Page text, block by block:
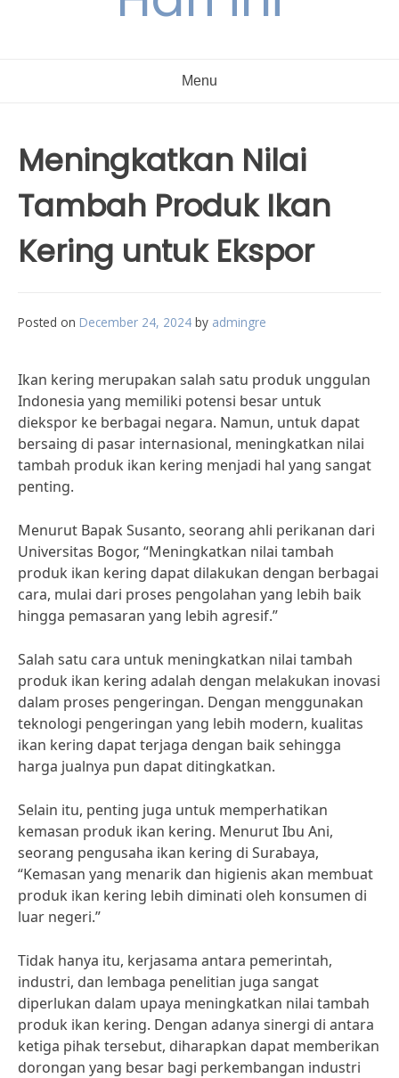
Menu
Meningkatkan Nilai
Tambah Produk Ikan
Kering untuk Ekspor
Posted on December 24, 2024 by admingre
Ikan kering merupakan salah satu produk unggulan
Indonesia yang memiliki potensi besar untuk
diekspor ke berbagai negara. Namun, untuk dapat
bersaing di pasar internasional, meningkatkan nilai
tambah produk ikan kering menjadi hal yang sangat
penting.
Menurut Bapak Susanto, seorang ahli perikanan dari
Universitas Bogor, “Meningkatkan nilai tambah
produk ikan kering dapat dilakukan dengan berbagai
cara, mulai dari proses pengolahan yang lebih baik
hingga pemasaran yang lebih agresif.”
Salah satu cara untuk meningkatkan nilai tambah
produk ikan kering adalah dengan melakukan inovasi
dalam proses pengeringan. Dengan menggunakan
teknologi pengeringan yang lebih modern, kualitas
ikan kering dapat terjaga dengan baik sehingga
harga jualnya pun dapat ditingkatkan.
Selain itu, penting juga untuk memperhatikan
kemasan produk ikan kering. Menurut Ibu Ani,
seorang pengusaha ikan kering di Surabaya,
“Kemasan yang menarik dan higienis akan membuat
produk ikan kering lebih diminati oleh konsumen di
luar negeri.”
Tidak hanya itu, kerjasama antara pemerintah,
industri, dan lembaga penelitian juga sangat
diperlukan dalam upaya meningkatkan nilai tambah
produk ikan kering. Dengan adanya sinergi di antara
ketiga pihak tersebut, diharapkan dapat memberikan
dorongan yang besar bagi perkembangan industri